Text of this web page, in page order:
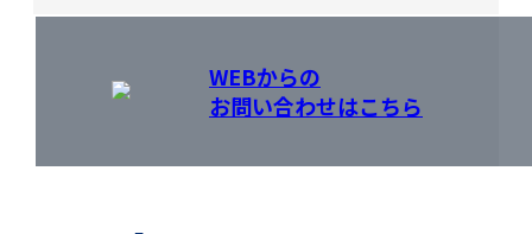
WEBからの
お問い合わせはこちら